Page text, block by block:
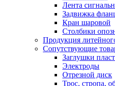
Лента
Задвижка
Кран шаровой
Столбики
Продукция
Сопутствующие
Заглушки
Электроды
Отрезной диск
Трос, стропа,